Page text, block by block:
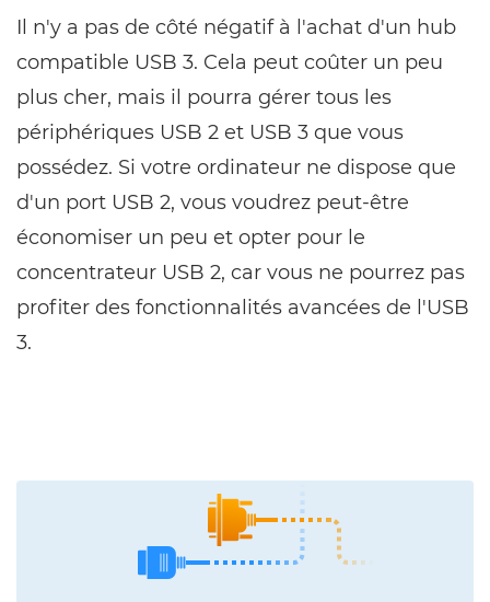
Il n'y a pas de côté négatif à l'achat d'un hub
compatible USB 3. Cela peut coûter un peu
plus cher, mais il pourra gérer tous les
périphériques USB 2 et USB 3 que vous
possédez. Si votre ordinateur ne dispose que
d'un port USB 2, vous voudrez peut-être
économiser un peu et opter pour le
concentrateur USB 2, car vous ne pourrez pas
profiter des fonctionnalités avancées de l'USB
3.